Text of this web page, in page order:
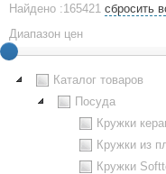
Найдено :165421 сбросить
Диапазон цен
Каталог товаров
Посуда
Кружки
Кружки из
Кружки